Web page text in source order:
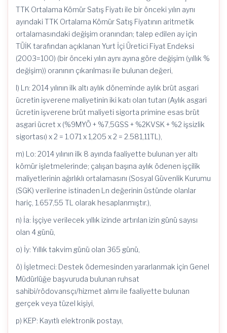
TTK Ortalama Kömür Satış Fiyatı ile bir önceki yılın aynı
ayındaki TTK Ortalama Kömür Satış Fiyatının aritmetik
ortalamasındaki değişim oranından; talep edilen ay için
TÜİK tarafından açıklanan Yurt İçi Üretici Fiyat Endeksi
(2003=100) (bir önceki yılın aynı ayına göre değişim (yıllık %
değişim)) oranının çıkarılması ile bulunan değeri,
l) Ln: 2014 yılının ilk altı aylık döneminde aylık brüt asgari
ücretin işverene maliyetinin iki katı olan tutarı (Aylık asgari
ücretin işverene brüt maliyeti sigorta primine esas brüt
asgari ücret x (%9MYÖ + %7,5GSS + %2KVSK + %2 işsizlik
sigortası) x 2 = 1.071 x 1,205 x 2 = 2.581,11TL),
m) Lo: 2014 yılının ilk 8 ayında faaliyette bulunan yer altı
kömür işletmelerinde; çalışan başına aylık ödenen işçilik
maliyetlerinin ağırlıklı ortalamasını (Sosyal Güvenlik Kurumu
(SGK) verilerine istinaden Ln değerinin üstünde olanlar
hariç, 1.657,55 TL olarak hesaplanmıştır.),
n) İa: İşçiye verilecek yıllık izinde artırılan izin günü sayısı
olan 4 günü,
o) İy: Yıllık takvim günü olan 365 günü,
ö) İşletmeci: Destek ödemesinden yararlanmak için Genel
Müdürlüğe başvuruda bulunan ruhsat
sahibi/rödovansçı/hizmet alımı ile faaliyette bulunan
gerçek veya tüzel kişiyi,
p) KEP: Kayıtlı elektronik postayı,